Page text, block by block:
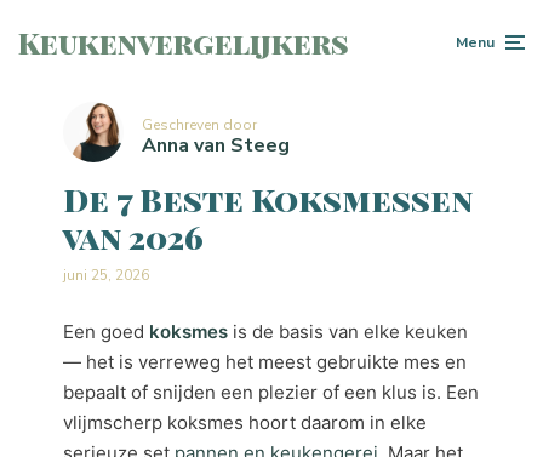
Keukenvergelijkers Menu
Geschreven door
Anna van Steeg
De 7 Beste Koksmessen
van 2026
juni 25, 2026
Een goed koksmes is de basis van elke keuken
— het is verreweg het meest gebruikte mes en
bepaalt of snijden een plezier of een klus is. Een
vlijmscherp koksmes hoort daarom in elke